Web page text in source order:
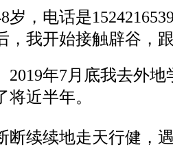
岁，电话是
，我开始接触辟谷，
2019年7月底我去外地
近半年。
断续续地走天行健，